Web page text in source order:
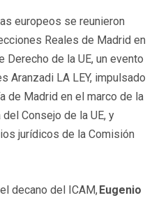
europeos se reunieron
Reales de Madrid en
Derecho de la UE, un evento
Aranzadi LA LEY, impulsado
de Madrid en el marco de la
Consejo de la UE, y
jurídicos de la Comisión
decano del ICAM,Eugenio